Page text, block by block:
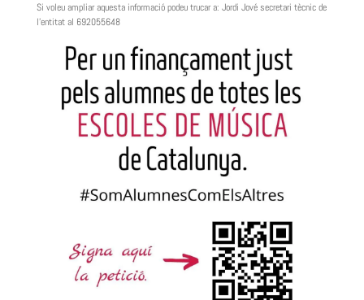
Si voleu ampliar aquesta informació podeu trucar a: Jordi Jové secretari tècnic de
l’entitat al 692055648